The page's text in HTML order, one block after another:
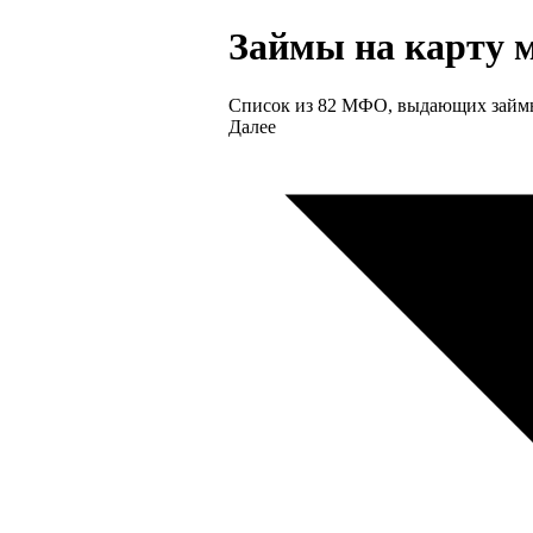
Займы на карту
Список из 82 МФО, выдающих займы
Далее